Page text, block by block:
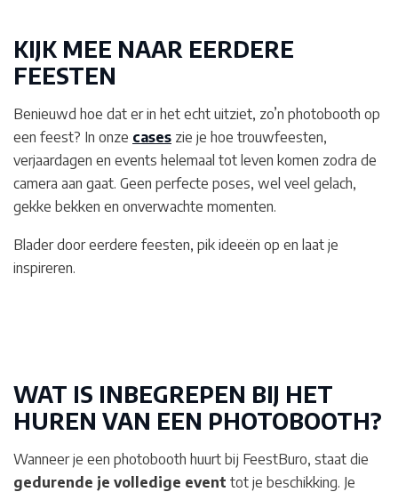
KIJK MEE NAAR EERDERE
FEESTEN
Benieuwd hoe dat er in het echt uitziet, zo’n photobooth op
een feest? In onze cases zie je hoe trouwfeesten,
verjaardagen en events helemaal tot leven komen zodra de
camera aan gaat. Geen perfecte poses, wel veel gelach,
gekke bekken en onverwachte momenten.
Blader door eerdere feesten, pik ideeën op en laat je
inspireren.
WAT IS INBEGREPEN BIJ HET
HUREN VAN EEN PHOTOBOOTH?
Wanneer je een photobooth huurt bij FeestBuro, staat die
gedurende je volledige event tot je beschikking. Je